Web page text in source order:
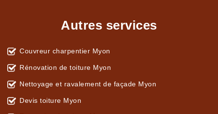
Autres services
Couvreur charpentier Myon
Rénovation de toiture Myon
Nettoyage et ravalement de façade Myon
Devis toiture Myon